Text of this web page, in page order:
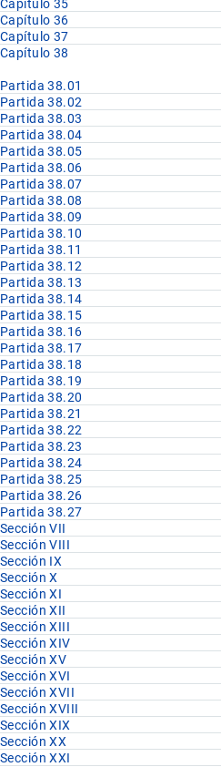
Capítulo 35
Capítulo 36
Capítulo 37
Capítulo 38
Partida 38.01
Partida 38.02
Partida 38.03
Partida 38.04
Partida 38.05
Partida 38.06
Partida 38.07
Partida 38.08
Partida 38.09
Partida 38.10
Partida 38.11
Partida 38.12
Partida 38.13
Partida 38.14
Partida 38.15
Partida 38.16
Partida 38.17
Partida 38.18
Partida 38.19
Partida 38.20
Partida 38.21
Partida 38.22
Partida 38.23
Partida 38.24
Partida 38.25
Partida 38.26
Partida 38.27
Sección VII
Sección VIII
Sección IX
Sección X
Sección XI
Sección XII
Sección XIII
Sección XIV
Sección XV
Sección XVI
Sección XVII
Sección XVIII
Sección XIX
Sección XX
Sección XXI